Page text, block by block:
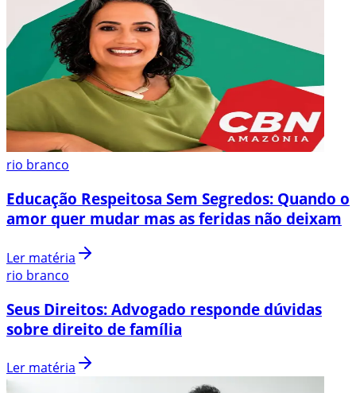
rio branco
Educação Respeitosa Sem Segredos: Quando o
amor quer mudar mas as feridas não deixam
Ler matéria
rio branco
Seus Direitos: Advogado responde dúvidas
sobre direito de família
Ler matéria